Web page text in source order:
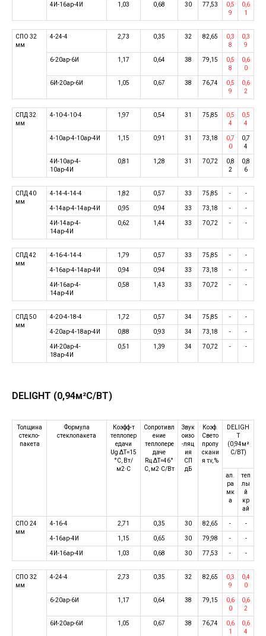
4И-16ар-4И 1,03 0,68 30 77,53
0,5
9
0,6
1
СПО 32
мм
4-24-4 2,73 0,35 32 82,65
0,3
8
0,3
9
6-20ар-6И 1,17 0,64 38 79,15
0,5
8
0,6
0
6И-20ар-6И 1,05 0,67 38 76,74
0,5
9
0,6
2
СПД 32
мм
4-10-4-10-4 1,97 0,54 31 75,85
0,5
4
0,5
4
4-10ар-4-10ар-4И 1,15 0,91 31 73,18
0,7
0
0,7
4
4И-10ар-4-
10ар-4И
0,81 1,28 31 70,72
0,8
2
0,8
6
СПД 40
мм
4-14-4-14-4 1,82 0,57 33 75,85 - -
4-14ар-4-14ар-4И 0,95 0,94 33 73,18 - -
4И-14ар-4-
14ар-4И
0,62 1,44 33 70,72 - -
СПД 42
мм
4-16-4-14-4 1,79 0,57 33 75,85 - -
4-16ар-4-14ар-4И 0,94 0,94 33 73,18 - -
4И-16ар-4-
14ар-4И
0,58 1,43 33 70,72 - -
СПД 50
мм
4-20-4-18-4 1,72 0,57 34 75,85 - -
4-20ар-4-18ар-4И 0,88 0,93 34 73,18 - -
4И-20ар-4-
18ар-4И
0,51 1,39 34 70,72 - -
DELIGHT (0,94м²С/ВТ)
Толщина
стекло-
пакета
Формула
стеклопакета
Коэфф-т
теплопер
едачи
Ug ΔT=15
°C, Вт/
м2·C
Сопротивл
ение
теплопере
даче
Rц ΔT=46°
C, м2·C/Вт
Звук
оизо
-ляц
ия
СП
дБ
Коэф.
Свето
пропу
скани
я τv, %
DELIGH
T
(0,94м²
С/ВТ)
ал.
ра
мк
а
теп
лы
й
кр
ай
СПО 24
мм
4-16-4 2,71 0,35 30 82,65 - -
4-16ар-4И 1,15 0,65 30 79,98 - -
4И-16ар-4И 1,03 0,68 30 77,53 - -
СПО 32
мм
4-24-4 2,73 0,35 32 82,65
0,3
9
0,4
0
6-20ар-6И 1,17 0,64 38 79,15
0,6
0
0,6
2
6И-20ар-6И 1,05 0,67 38 76,74
0,6
1
0,6
4